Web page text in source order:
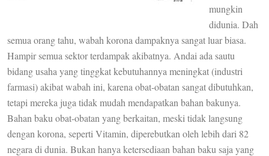
mungkin
didunia. Dah
semua orang tahu, wabah korona dampaknya sangat luar biasa.
Hampir semua sektor terdampak akibatnya. Andai ada sautu
bidang usaha yang tinggkat kebutuhannya meningkat (industri
farmasi) akibat wabah ini, karena obat-obatan sangat dibutuhkan,
tetapi mereka juga tidak mudah mendapatkan bahan bakunya.
Bahan baku obat-obatan yang berkaitan, meski tidak langsung
dengan korona, seperti Vitamin, diperebutkan oleh lebih dari 82
negara di dunia. Bukan hanya ketersediaan bahan baku saja yang